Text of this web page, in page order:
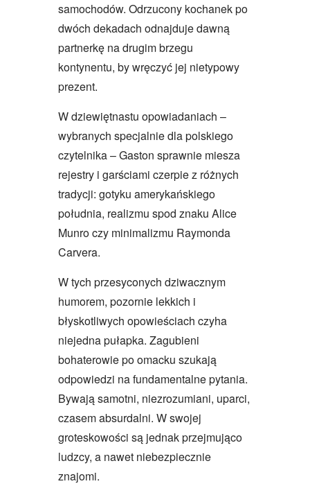
samochodów. Odrzucony kochanek po
dwóch dekadach odnajduje dawną
partnerkę na drugim brzegu
kontynentu, by wręczyć jej nietypowy
prezent.
W dziewiętnastu opowiadaniach –
wybranych specjalnie dla polskiego
czytelnika – Gaston sprawnie miesza
rejestry i garściami czerpie z różnych
tradycji: gotyku amerykańskiego
południa, realizmu spod znaku Alice
Munro czy minimalizmu Raymonda
Carvera.
W tych przesyconych dziwacznym
humorem, pozornie lekkich i
błyskotliwych opowieściach czyha
niejedna pułapka. Zagubieni
bohaterowie po omacku szukają
odpowiedzi na fundamentalne pytania.
Bywają samotni, niezrozumiani, uparci,
czasem absurdalni. W swojej
groteskowości są jednak przejmująco
ludzcy, a nawet niebezpiecznie
znajomi.